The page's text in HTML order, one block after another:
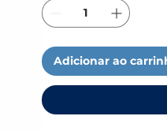
Adicionar ao